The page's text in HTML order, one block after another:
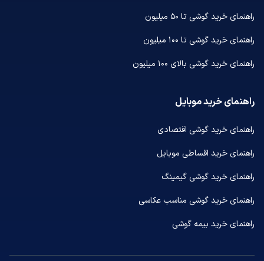
راهنمای خرید گوشی تا ۵۰ میلیون
راهنمای خرید گوشی تا ۱۰۰ میلیون
راهنمای خرید گوشی بالای ۱۰۰ میلیون
راهنمای خرید موبایل
راهنمای خرید گوشی اقتصادی
راهنمای خرید اقساطی موبایل
راهنمای خرید گوشی گیمینگ
راهنمای خرید گوشی مناسب عکاسی
راهنمای خرید بیمه گوشی